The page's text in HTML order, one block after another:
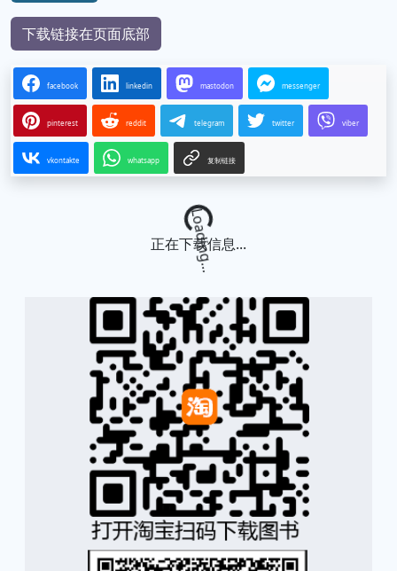
下载链接在页面底部
facebook linkedin mastodon messenger
pinterest reddit telegram twitter viber
vkontakte whatsapp 复制链接
Loading...
正在下载信息...